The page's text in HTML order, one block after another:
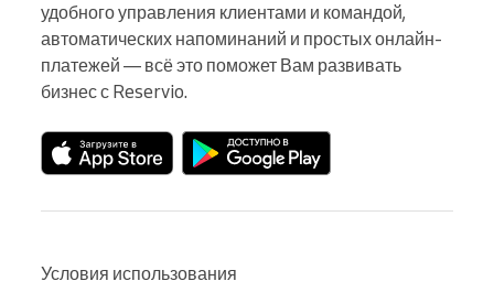
удобного управления клиентами и командой,
автоматических напоминаний и простых онлайн-
платежей — всё это поможет Вам развивать
бизнес с Reservio.
Условия использования